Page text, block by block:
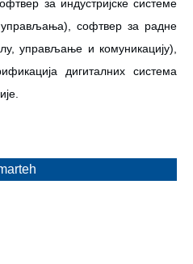
за индустријске системе
софтвер за радне
управљање и комуникацију),
дигиталних система